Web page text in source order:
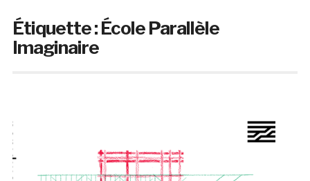
Étiquette :École Parallèle
Imaginaire